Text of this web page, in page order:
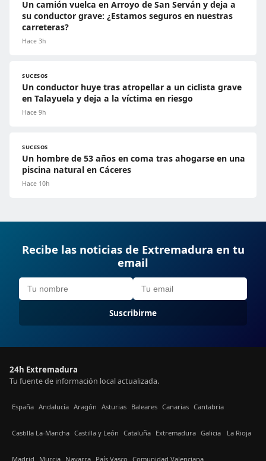
Un camión vuelca en Arroyo de San Serván y deja a
su conductor grave: ¿Estamos seguros en nuestras
carreteras?
Hace 3h
SUCESOS
Un conductor huye tras atropellar a un ciclista grave
en Talayuela y deja a la víctima en riesgo
Hace 9h
SUCESOS
Un hombre de 53 años en coma tras ahogarse en una
piscina natural en Cáceres
Hace 10h
Recibe las noticias de Extremadura en tu
email
Suscribirme
24h Extremadura
Tu fuente de información local actualizada.
España Andalucía Aragón Asturias Baleares Canarias Cantabria
Castilla La-Mancha Castilla y León Cataluña Extremadura Galicia La Rioja
Madrid Murcia Navarra País Vasco Comunidad Valenciana